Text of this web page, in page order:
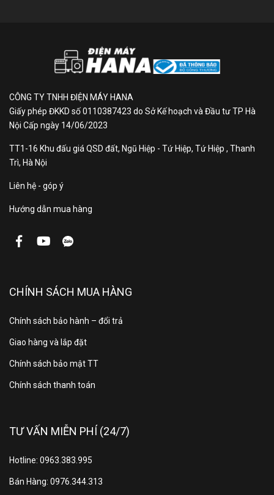
CÔNG TY TNHH ĐIỆN MÁY HANA
Giấy phép ĐKKD số 0110387423 do Sở Kế hoạch và Đầu tư TP Hà
Nội Cấp ngày 14/06/2023
TT1-16 Khu đấu giá QSD đất, Ngũ Hiệp - Tứ Hiệp, Tứ Hiệp , Thanh
Trì, Hà Nội
Liên hệ - góp ý
Hướng dẫn mua hàng
CHÍNH SÁCH MUA HÀNG
Chính sách bảo hành – đổi trả
Giao hàng và lắp đặt
Chính sách bảo mật TT
Chính sách thanh toán
TƯ VẤN MIỄN PHÍ (24/7)
Hotline: 0963.383.995
Bán Hàng: 0976.344.313